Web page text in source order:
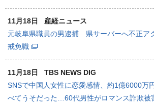
11月18日
産経ニュース
元岐阜県職員の男逮捕 県サーバーへ不正ア
戒免職
11月18日
TBS NEWS DIG
SNSで中国人女性に恋愛感情、約1億6000
べてうそだった…60代男性がロマンス詐欺被